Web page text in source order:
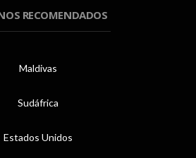
RECOMENDADOS
Maldivas
Sudáfrica
Estados Unidos